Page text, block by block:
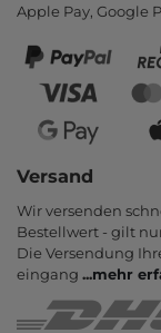
Apple Pay, Google
Versand
Wir versenden
Bestell­wert - gilt
Die Ver­sendung
eingang ...mehr